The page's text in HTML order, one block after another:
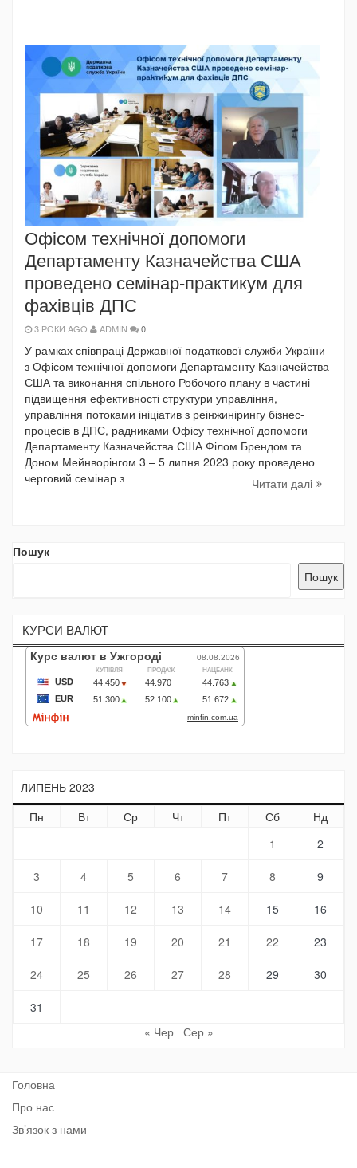
Офісом технічної допомоги
Департаменту Казначейства США
проведено семінар-практикум для
фахівців ДПС
3 РОКИ AGO ADMIN 0
У рамках співпраці Державної податкової служби України
з Офісом технічної допомоги Департаменту Казначейства
США та виконання спільного Робочого плану в частині
підвищення ефективності структури управління,
управління потоками ініціатив з реінжинірингу бізнес-
процесів в ДПС, радниками Офісу технічної допомоги
Департаменту Казначейства США Філом Брендом та
Доном Мейнворінгом 3 – 5 липня 2023 року проведено
черговий семінар з
Читати далi
Пошук
Пошук
КУРСИ ВАЛЮТ
ЛИПЕНЬ 2023
Пн
Вт Ср Чт Пт Сб
Нд
1
2
3 4 5 6 7 8 9
10 11 12 13 14 15 16
17 18 19 20 21 22 23
24 25 26 27 28 29 30
31
« Чер
Сер »
Головна
Про нас
Зв’язок з нами